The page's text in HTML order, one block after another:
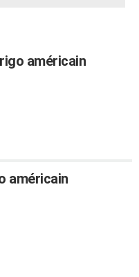
américain
américain